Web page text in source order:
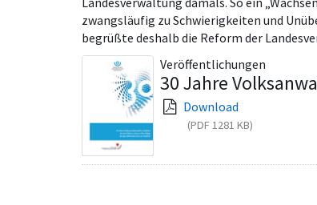
zwangsläufig zu Schwierigkeiten und
begrüßte deshalb die Reform der
Veröffentlichungen
30 Jahre
Download
(PDF 1281 KB)